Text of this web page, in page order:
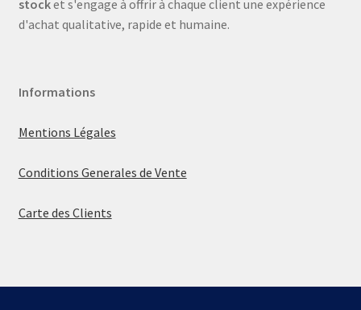
stocket s'engage à offrir à chaque client une expérience
d'achat qualitative, rapide et humaine.
Informations
Mentions Légales
Conditions Generales de Vente
Carte des Clients